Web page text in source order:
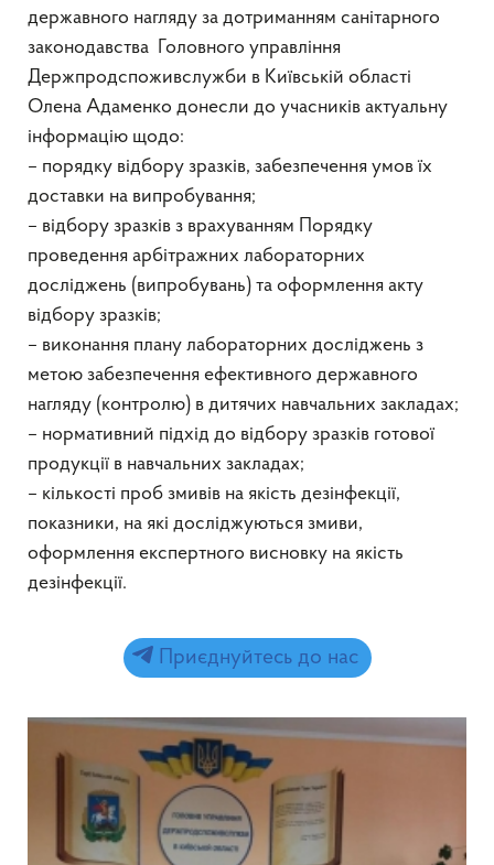
державного нагляду за дотриманням санітарного
законодавства Головного управління
Держпродспоживслужби в Київській області
Олена Адаменко донесли до учасників актуальну
інформацію щодо:
– порядку відбору зразків, забезпечення умов їх
доставки на випробування;
– відбору зразків з врахуванням Порядку
проведення арбітражних лабораторних
досліджень (випробувань) та оформлення акту
відбору зразків;
– виконання плану лабораторних досліджень з
метою забезпечення ефективного державного
нагляду (контролю) в дитячих навчальних закладах;
– нормативний підхід до відбору зразків готової
продукції в навчальних закладах;
– кількості проб змивів на якість дезінфекції,
показники, на які досліджуються змиви,
оформлення експертного висновку на якість
дезінфекції.
Приєднуйтесь до нас